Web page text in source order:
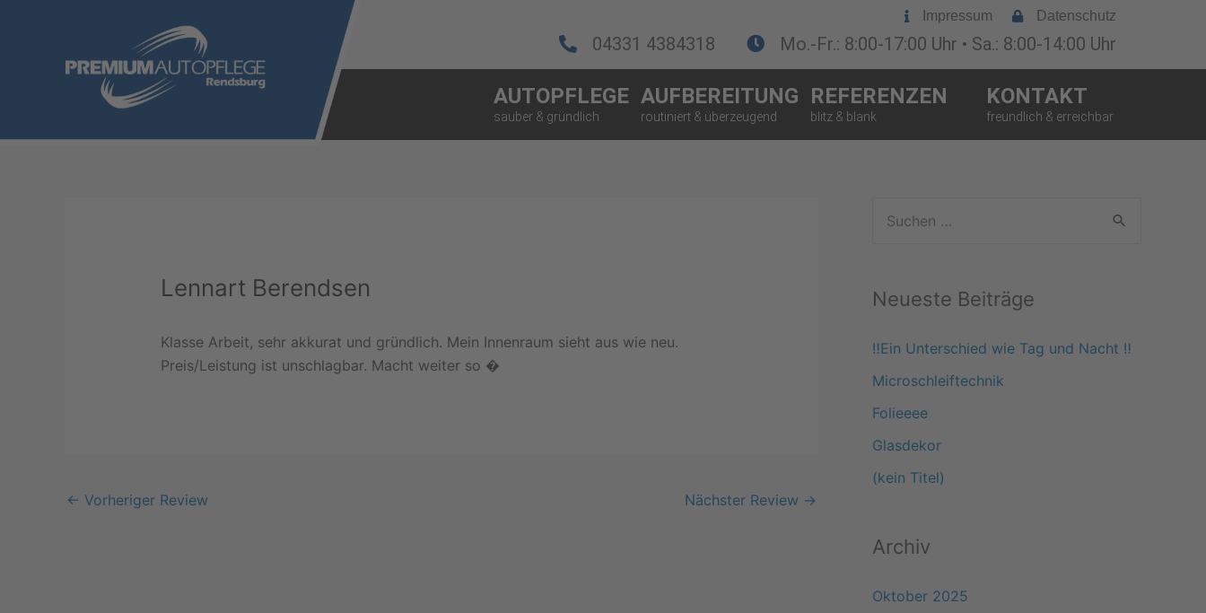
Impressum Datenschutz
04331 4384318 Mo.-Fr.: 8:00-17:00 Uhr • Sa.: 8:00-14:00 Uhr
AUTOPFLEGE AUFBEREITUNG REFERENZEN KONTAKT
Lennart Berendsen
Klasse Arbeit, sehr akkurat und gründlich. Mein Innenraum sieht aus wie neu.
Preis/Leistung ist unschlagbar. Macht weiter so �
← Vorheriger Review Nächster Review →
h
e
c
h
Neueste Beiträge
‼️Ein Unterschied wie Tag und Nacht ‼️
Microschleiftechnik
Folieeee
Glasdekor
(kein Titel)
Archiv
Oktober 2025